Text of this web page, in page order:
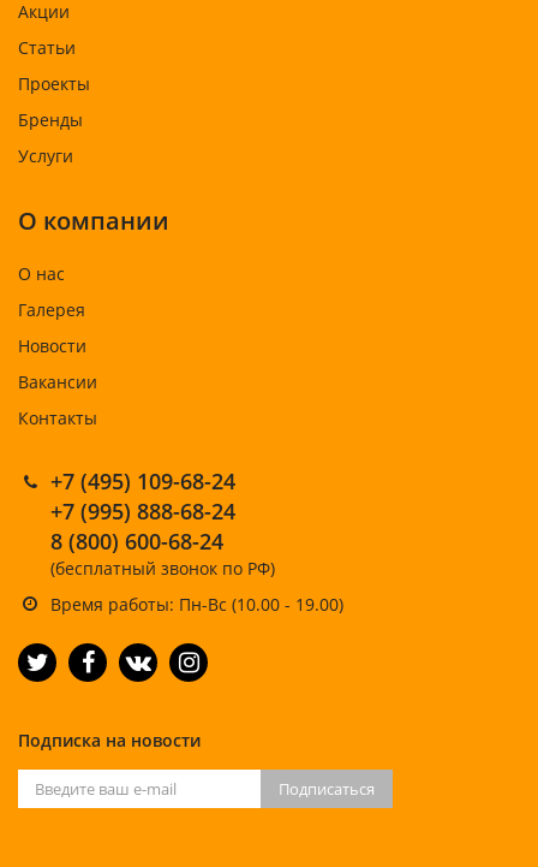
Акции
Статьи
Проекты
Бренды
Услуги
О компании
О нас
Галерея
Новости
Вакансии
Контакты
+7 (495) 109-68-24
+7 (995) 888-68-24
8 (800) 600-68-24
(бесплатный звонок по РФ)
Время работы: Пн-Вс (10.00 - 19.00)
Подписка на новости
Подписаться